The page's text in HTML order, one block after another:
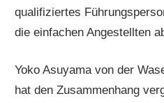
qualifiziertes
die einfachen Angestellten
Yoko Asuyama von der
hat den Zusammenhang